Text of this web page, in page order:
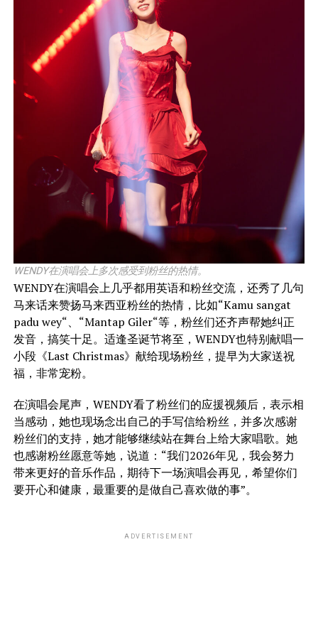
WENDY在演唱会上多次感受到粉丝的热情。
WENDY在演唱会上几乎都用英语和粉丝交流，还秀了几句
马来话来赞扬马来西亚粉丝的热情，比如“Kamu sangat
padu wey“、“Mantap Giler“等，粉丝们还齐声帮她纠正
发音，搞笑十足。适逢圣诞节将至，WENDY也特别献唱一
小段《Last Christmas》献给现场粉丝，提早为大家送祝
福，非常宠粉。
在演唱会尾声，WENDY看了粉丝们的应援视频后，表示相
当感动，她也现场念出自己的手写信给粉丝，并多次感谢
粉丝们的支持，她才能够继续站在舞台上给大家唱歌。她
也感谢粉丝愿意等她，说道：“我们2026年见，我会努力
带来更好的音乐作品，期待下一场演唱会再见，希望你们
要开心和健康，最重要的是做自己喜欢做的事”。
ADVERTISEMENT